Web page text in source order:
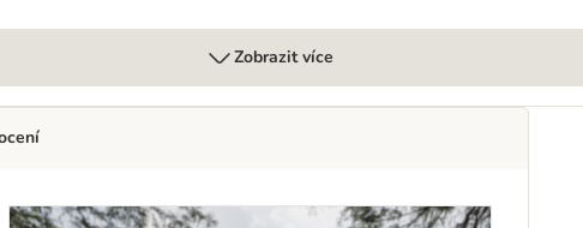
Zobrazit více